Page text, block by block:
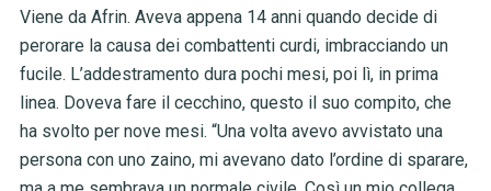
Viene da Afrin. Aveva appena 14 anni quando decide di
perorare la causa dei combattenti curdi, imbracciando un
fucile. L’addestramento dura pochi mesi, poi lì, in prima
linea. Doveva fare il cecchino, questo il suo compito, che
ha svolto per nove mesi. “Una volta avevo avvistato una
persona con uno zaino, mi avevano dato l’ordine di sparare,